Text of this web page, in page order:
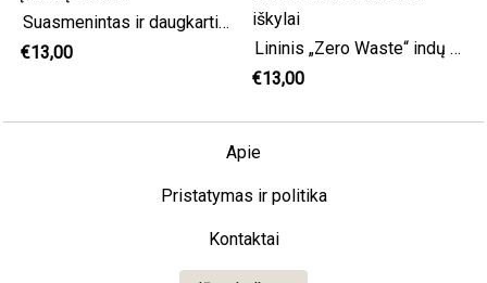
Suasmenintas ir daugkartinis stalo įrankių laikiklis kelionėms, be atliekų indų įvynioklis iškylai, medvilninis stalo įrankių dėklas
€13,00
Lininis „Zero Waste“ indų įvyniojimas, tamsiai mėlynas daugkartinio naudojimo stalo įrankių laikiklis kelionėms, užtraukiamas maišelis iškylai
€13,00
Apie
Pristatymas ir politika
Kontaktai